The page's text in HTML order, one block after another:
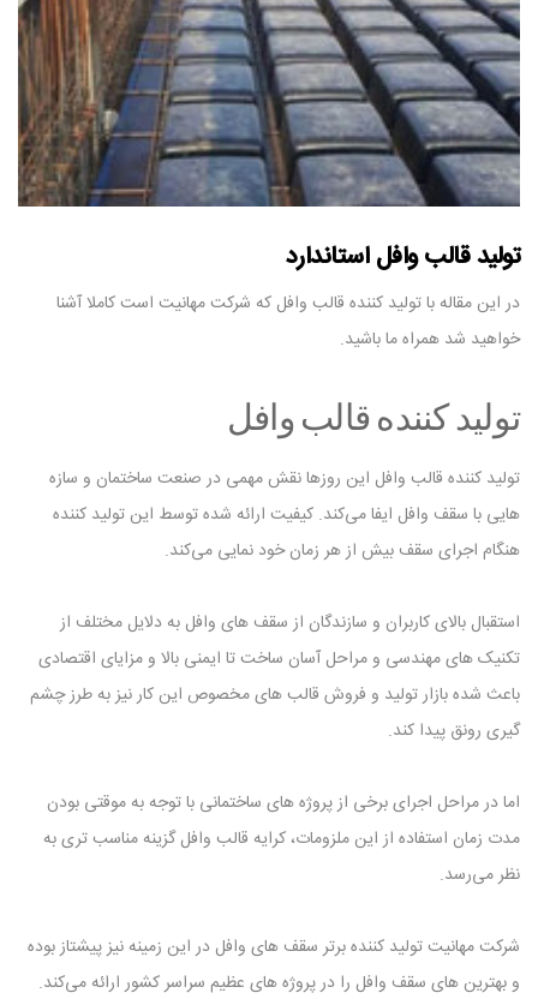
تولید قالب وافل استاندارد
در این مقاله با تولید کننده قالب وافل که شرکت مهانیت است کاملا آشنا
خواهید شد همراه ما باشید.
تولید کننده قالب وافل
تولید کننده قالب وافل این روزها نقش‌ مهمی در صنعت ساختمان و سازه
‌هایی با سقف وافل ایفا می‌کند. کیفیت ارائه شده توسط این تولید کننده
هنگام اجرای سقف بیش از هر زمان خود نمایی می‌کند.
استقبال بالای کاربران و سازندگان از سقف‌ های وافل به دلایل مختلف از
تکنیک‌ های مهندسی و مراحل آسان ساخت تا ایمنی بالا و مزایای اقتصادی
باعث شده بازار تولید و فروش قالب‌ های مخصوص این کار نیز به‌ طرز چشم
گیری رونق پیدا کند.
اما در مراحل اجرای برخی از پروژه ‌های ساختمانی با توجه به موقتی بودن
مدت زمان استفاده از این ملزومات، کرایه قالب وافل گزینه مناسب ‌تری به
‌نظر می‌رسد.
شرکت مهانیت تولید کننده برتر سقف‌ های وافل در این زمینه نیز پیشتاز بوده
و بهترین‌ های سقف وافل را در پروژه‌ های عظیم سراسر کشور ارائه می‌کند.